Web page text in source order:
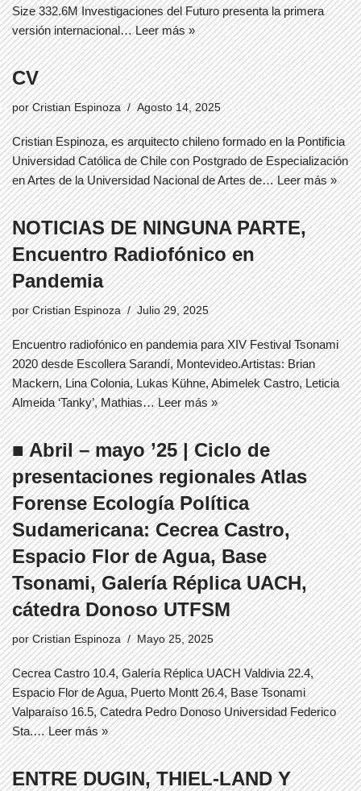
Size 332.6M Investigaciones del Futuro presenta la primera
versión internacional…Leer más »
CV
porCristian Espinoza Agosto 14, 2025
Cristian Espinoza, es arquitecto chileno formado en la Pontificia
Universidad Católica de Chile con Postgrado de Especialización
en Artes de la Universidad Nacional de Artes de…Leer más »
NOTICIAS DE NINGUNA PARTE,
Encuentro Radiofónico en
Pandemia
porCristian Espinoza Julio 29, 2025
Encuentro radiofónico en pandemia para XIV Festival Tsonami
2020 desde Escollera Sarandí, Montevideo.Artistas: Brian
Mackern, Lina Colonia, Lukas Kühne, Abimelek Castro, Leticia
Almeida ‘Tanky’, Mathias…Leer más »
■ Abril – mayo ’25 | Ciclo de
presentaciones regionales Atlas
Forense Ecología Política
Sudamericana: Cecrea Castro,
Espacio Flor de Agua, Base
Tsonami, Galería Réplica UACH,
cátedra Donoso UTFSM
porCristian Espinoza Mayo 25, 2025
Cecrea Castro 10.4, Galería Réplica UACH Valdivia 22.4,
Espacio Flor de Agua, Puerto Montt 26.4, Base Tsonami
Valparaíso 16.5, Catedra Pedro Donoso Universidad Federico
Sta.…Leer más »
ENTRE DUGIN, THIEL-LAND Y